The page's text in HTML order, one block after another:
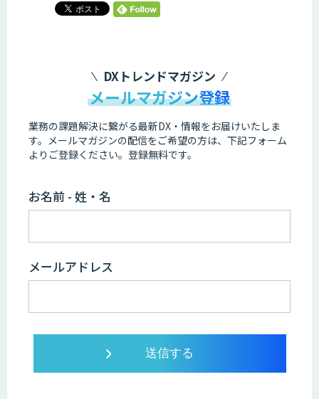
DXトレンドマガジン
メールマガジン登録
業務の課題解決に繋がる最新DX・情報をお届けいたしま
す。 メールマガジンの配信をご希望の方は、下記フォーム
よりご登録ください。登録無料です。
お名前 - 姓・名
メールアドレス